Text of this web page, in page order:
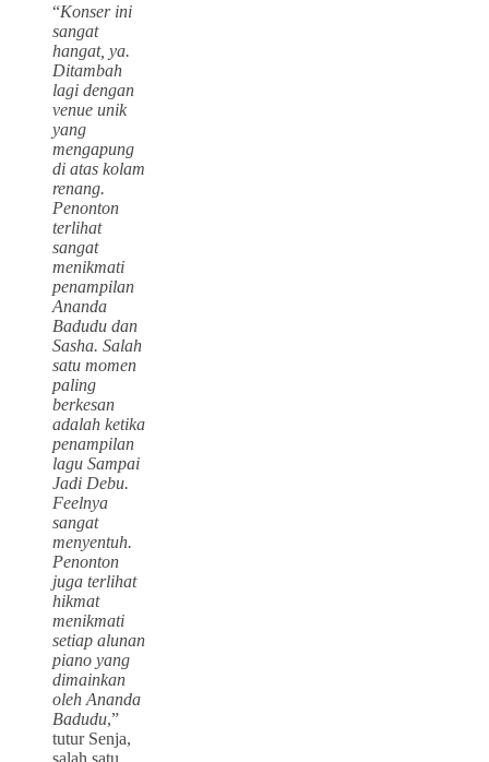
“Konser ini
sangat
hangat, ya.
Ditambah
lagi dengan
venue unik
yang
mengapung
di atas kolam
renang.
Penonton
terlihat
sangat
menikmati
penampilan
Ananda
Badudu dan
Sasha. Salah
satu momen
paling
berkesan
adalah ketika
penampilan
lagu Sampai
Jadi Debu.
Feelnya
sangat
menyentuh.
Penonton
juga terlihat
hikmat
menikmati
setiap alunan
piano yang
dimainkan
oleh Ananda
Badudu,”
tutur Senja,
salah satu